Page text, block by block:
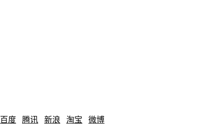
百度 腾讯 新浪 淘宝 微博